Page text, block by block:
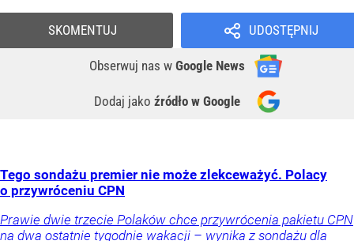
UDOSTĘPNIJ
Obserwuj nas w Google News
Dodaj jako źródło w Google
SKOMENTUJ
Tego sondażu premier nie może zlekceważyć. Polacy
o przywróceniu CPN
Prawie dwie trzecie Polaków chce przywrócenia pakietu CPN
na dwa ostatnie tygodnie wakacji – wynika z sondażu dla